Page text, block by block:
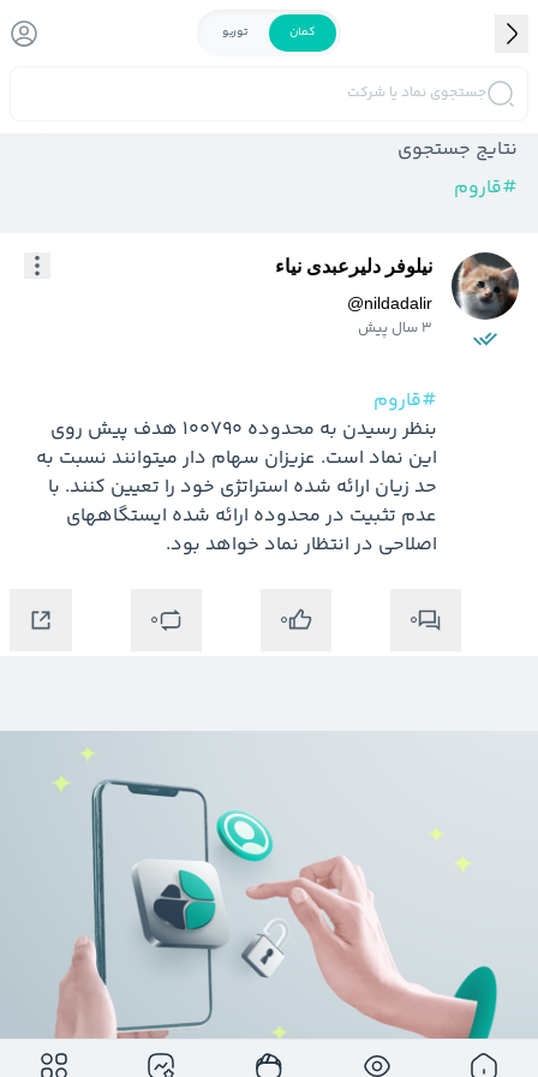
کمان توربو
جستجوی نماد یا شرکت
نتایج جستجوی
#قاروم
نیلوفر دلیرعبدی نیاء
@nildadalir
3 سال پیش
#قاروم
اصلاحی در انتظار نماد خواهد بود.
0
0
0